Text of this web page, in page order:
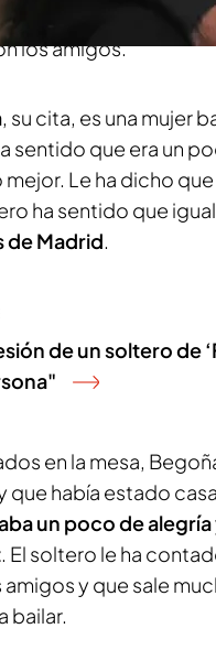
gusta mucho bailar
los amigos.
, su cita, es una mujer
sentido que era un
Le ha dicho
ha sentido que
de Madrid.
de un soltero de
en la mesa,
que había estado
un poco de
. El soltero le ha
y que sale
bailar.